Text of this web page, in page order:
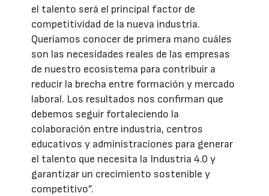
el talento será el principal factor de
competitividad de la nueva industria.
Queríamos conocer de primera mano cuáles
son las necesidades reales de las empresas
de nuestro ecosistema para contribuir a
reducir la brecha entre formación y mercado
laboral. Los resultados nos confirman que
debemos seguir fortaleciendo la
colaboración entre industria, centros
educativos y administraciones para generar
el talento que necesita la Industria 4.0 y
garantizar un crecimiento sostenible y
competitivo”.